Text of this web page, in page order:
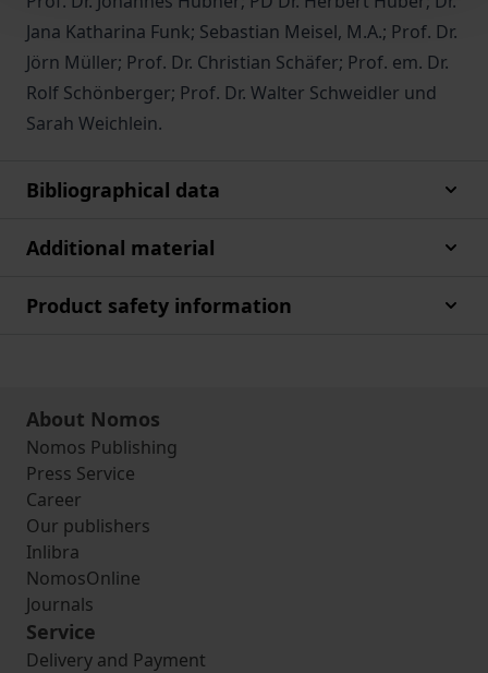
Jana Katharina Funk; Sebastian Meisel, M.A.; Prof. Dr.
Jörn Müller; Prof. Dr. Christian Schäfer; Prof. em. Dr.
Rolf Schönberger; Prof. Dr. Walter Schweidler und
Sarah Weichlein.
Bibliographical data
Additional material
Product safety information
About Nomos
Nomos Publishing
Press Service
Career
Our publishers
Inlibra
NomosOnline
Journals
Service
Delivery and Payment